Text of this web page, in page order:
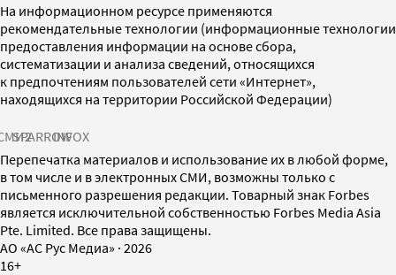
На информационном ресурсе применяются
рекомендательные технологии (информационные технологии
предоставления информации на основе сбора,
систематизации и анализа сведений, относящихся
к предпочтениям пользователей сети «Интернет»,
находящихся на территории Российской Федерации)
SPARROWINFOX
Перепечатка материалов и использование их в любой форме,
в том числе и в электронных СМИ, возможны только с
письменного разрешения редакции. Товарный знак Forbes
является исключительной собственностью Forbes Media Asia
Pte. Limited. Все права защищены.
AO «АС Рус Медиа» · 2026
16+